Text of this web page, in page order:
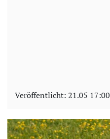
Veröffentlicht: 21.05 17:00